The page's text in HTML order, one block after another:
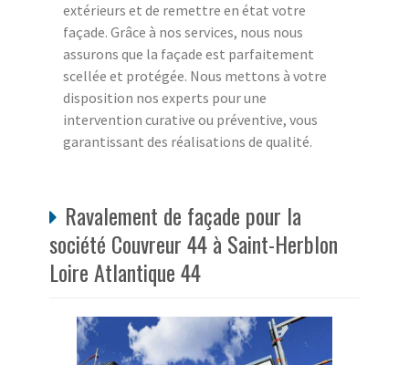
extérieurs et de remettre en état votre
façade. Grâce à nos services, nous nous
assurons que la façade est parfaitement
scellée et protégée. Nous mettons à votre
disposition nos experts pour une
intervention curative ou préventive, vous
garantissant des réalisations de qualité.
Ravalement de façade pour la
société Couvreur 44 à Saint-Herblon
Loire Atlantique 44